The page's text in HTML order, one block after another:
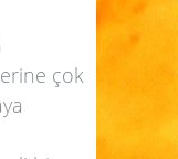
çok